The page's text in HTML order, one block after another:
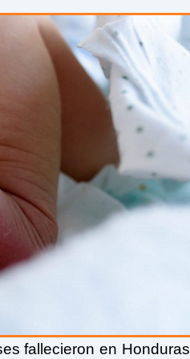
fallecieron en